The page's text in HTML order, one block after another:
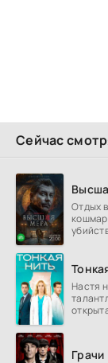
Сейчас
Отдых
Настя
Грачи